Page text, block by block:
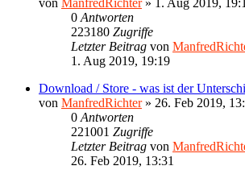
0 Antworten
223180 Zugriffe
Letzter Beitrag von
1. Aug 2019, 19:19
Download / Store - was ist der
von ManfredRichter» 26. Feb 2019,
0 Antworten
221001 Zugriffe
Letzter Beitrag von
26. Feb 2019, 13:31